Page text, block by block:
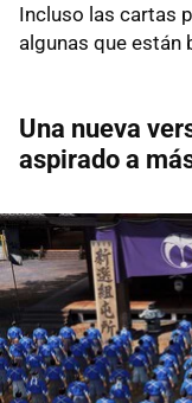
Incluso las cartas
algunas que están
Una nueva
aspirado a